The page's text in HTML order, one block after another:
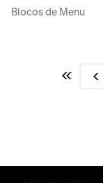
Blocos de Menu